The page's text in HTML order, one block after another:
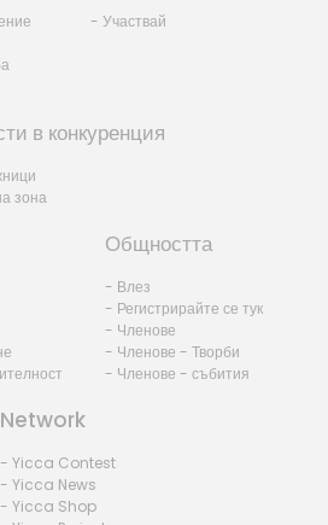
- Участвай
в конкуренция
зона
Общността
- Влез
- Регистрирайте се тук
- Членове
- Членове - Творби
- Членове - събития
Network
- Yicca Contest
- Yicca News
- Yicca Shop